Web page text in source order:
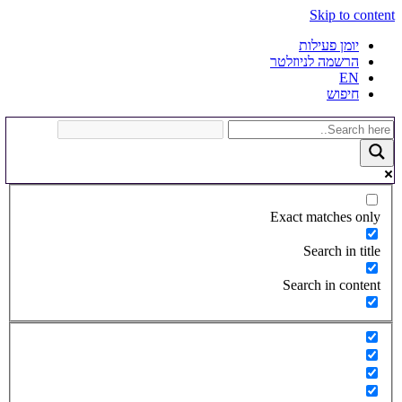
Skip to content
יומן פעילות
הרשמה לניוזלטר
EN
חיפוש
Exact matches only
Search in title
Search in content